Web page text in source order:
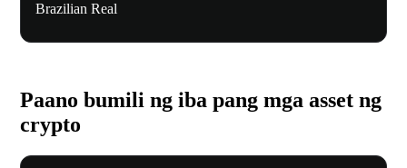
Brazilian Real
Paano bumili ng iba pang mga asset ng
crypto